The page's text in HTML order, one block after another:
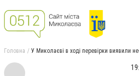
Головна У Миколаєві в ході перевірки виявили